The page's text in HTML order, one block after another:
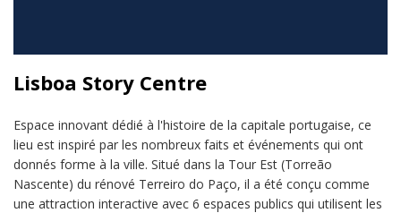
Lisboa Story Centre
Espace innovant dédié à l'histoire de la capitale portugaise, ce
lieu est inspiré par les nombreux faits et événements qui ont
donnés forme à la ville. Situé dans la Tour Est (Torreão
Nascente) du rénové Terreiro do Paço, il a été conçu comme
une attraction interactive avec 6 espaces publics qui utilisent les